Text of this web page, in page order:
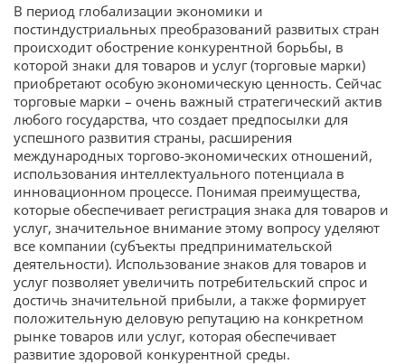
В период глобализации экономики и
постиндустриальных преобразований развитых стран
происходит обострение конкурентной борьбы, в
которой знаки для товаров и услуг (торговые марки)
приобретают особую экономическую ценность. Сейчас
торговые марки – очень важный стратегический актив
любого государства, что создает предпосылки для
успешного развития страны, расширения
международных торгово-экономических отношений,
использования интеллектуального потенциала в
инновационном процессе. Понимая преимущества,
которые обеспечивает регистрация знака для товаров и
услуг, значительное внимание этому вопросу уделяют
все компании (субъекты предпринимательской
деятельности). Использование знаков для товаров и
услуг позволяет увеличить потребительский спрос и
достичь значительной прибыли, а также формирует
положительную деловую репутацию на конкретном
рынке товаров или услуг, которая обеспечивает
развитие здоровой конкурентной среды.